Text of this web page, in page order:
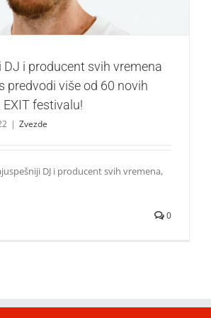
DJ i producent svih vremena
predvodi više od 60 novih
festivalu!
| Zvezde
DJ i producent svih vremena,
0